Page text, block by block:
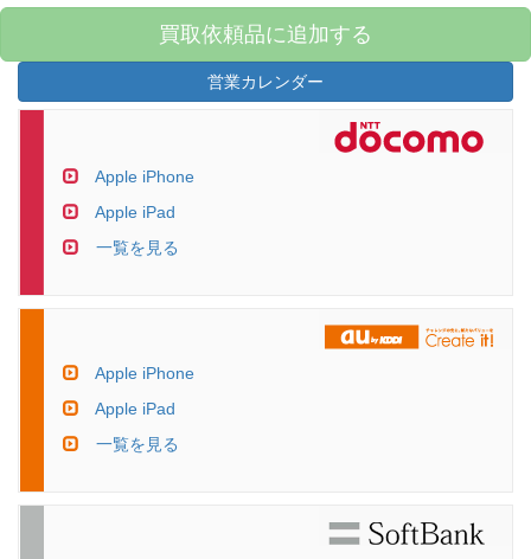
買取依頼品に追加する
営業カレンダー
Apple iPhone
Apple iPad
一覧を見る
Apple iPhone
Apple iPad
一覧を見る